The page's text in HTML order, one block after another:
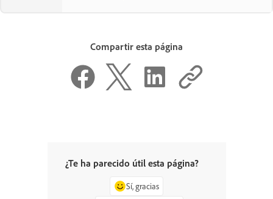
Compartir esta página
¿Te ha parecido útil esta página?
Sí, gracias